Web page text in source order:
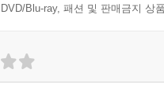
Blu-ray, 패션 및 판매금지 상